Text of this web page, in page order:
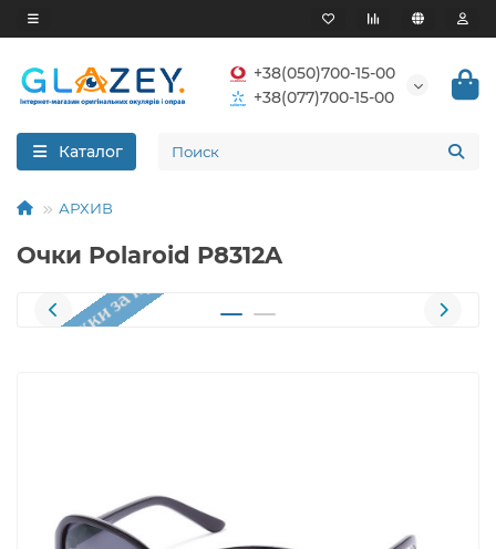
+38(050)700-15-00
+38(077)700-15-00
Каталог
АРХИВ
Очки Polaroid P8312A